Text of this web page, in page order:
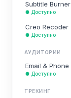
Subtitle Burner
● Доступно
Creo Recoder
● Доступно
АУДИТОРИИ
Email &
● Доступно
ТРЕКИНГ